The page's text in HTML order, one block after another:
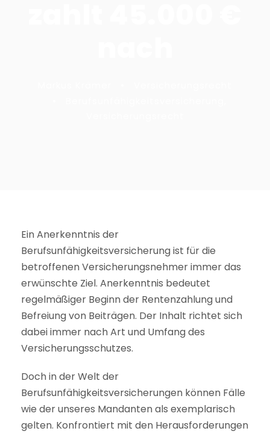
Ein Anerkenntnis der
Berufsunfähigkeitsversicherung ist für die
betroffenen Versicherungsnehmer immer das
erwünschte Ziel. Anerkenntnis bedeutet
regelmäßiger Beginn der Rentenzahlung und
Befreiung von Beiträgen. Der Inhalt richtet sich
dabei immer nach Art und Umfang des
Versicherungsschutzes.
Doch in der Welt der
Berufsunfähigkeitsversicherungen können Fälle
wie der unseres Mandanten als exemplarisch
gelten. Konfrontiert mit den Herausforderungen